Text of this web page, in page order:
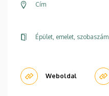
Cím
Épület, emelet, szobaszám
Weboldal